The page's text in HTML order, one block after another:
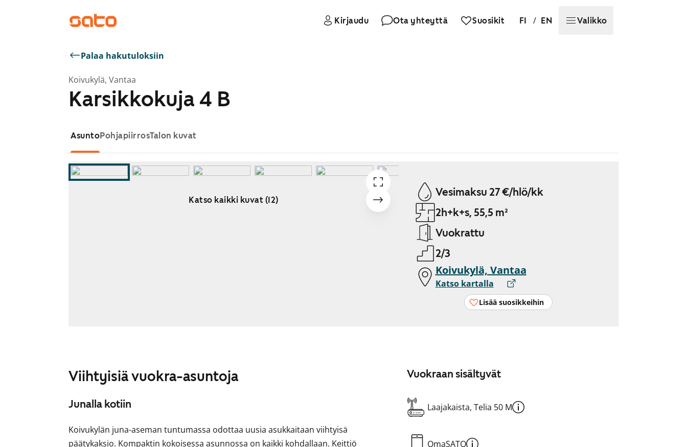
Kirjaudu Ota yhteyttä Suosikit FI / EN Valikko
Palaa hakutuloksiin
Koivukylä, Vantaa
Karsikkokuja 4 B
AsuntoPohjapiirrosTalon kuvat
Katso kaikki kuvat (12)
Vesimaksu 27 €/hlö/kk
2h+k+s, 55,5 m²
Vuokrattu
2/3
Koivukylä, Vantaa
Katso kartalla
Lisää suosikkeihin
Viihtyisiä vuokra-asuntoja
Junalla kotiin
Koivukylän juna-aseman tuntumassa odottaa uusia asukkaitaan viihtyisä
päätykaksio. Kompaktin kokoisessa asunnossa on kaikki kohdallaan. Keittiö
Vuokraan sisältyvät
Laajakaista, Telia 50 M
OmaSATO